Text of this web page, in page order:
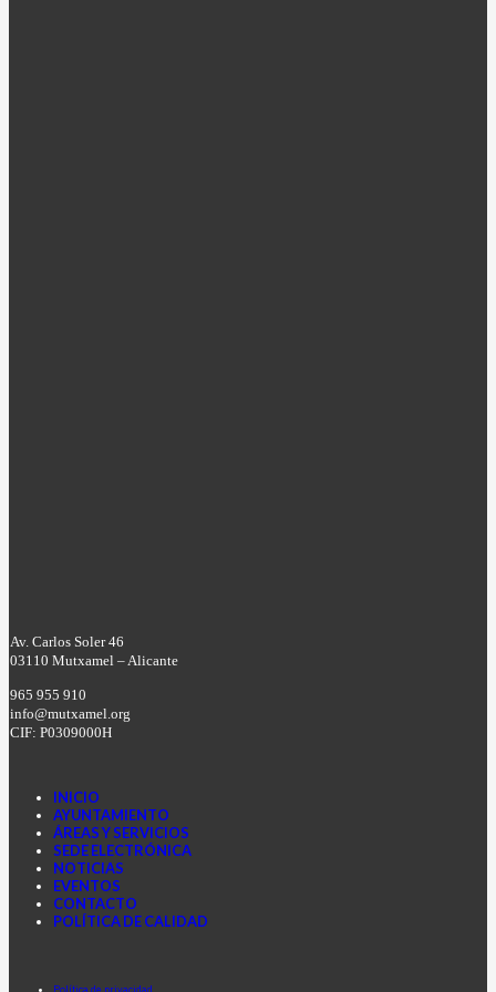
Av. Carlos Soler 46
03110 Mutxamel – Alicante
965 955 910
info@mutxamel.org
CIF: P0309000H
INICIO
AYUNTAMIENTO
ÁREAS Y SERVICIOS
SEDE ELECTRÓNICA
NOTICIAS
EVENTOS
CONTACTO
POLÍTICA DE CALIDAD
Política de privacidad